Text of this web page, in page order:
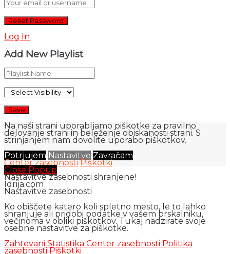
Log In
Add New Playlist
Na naši strani uporabljamo piškotke za pravilno
delovanje strani in beleženje obiskanosti strani. S
strinjanjem nam dovolite uporabo piškotkov.
Potrjujem Nastavitve Zavračam
Center zasebnosti Piškotki
Close Popup
Nastavitve zasebnosti shranjene!
Idrija.com
Nastavitve zasebnosti
Ko obiščete katero koli spletno mesto, le to lahko
shranjuje ali pridobi podatke v vašem brskalniku,
večinoma v obliki piškotkov. Tukaj nadzirate svoje
osebne nastavitve za piškotke.
Zahtevani Statistika Center zasebnosti Politika
zasebnosti Piškotki